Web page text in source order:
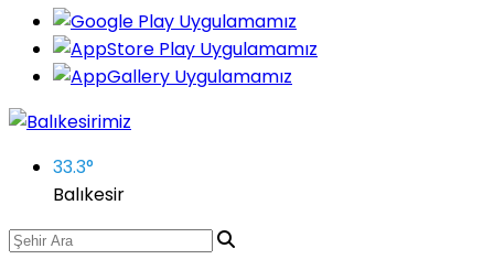
33.3°
Balıkesir